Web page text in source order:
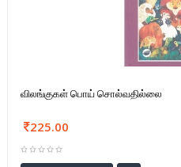
விலங்குகள் பொய் சொல்வதில்லை
225.00